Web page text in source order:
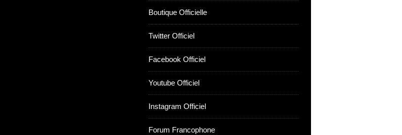
Boutique Officielle
Twitter Officiel
Facebook Officiel
Youtube Officiel
Instagram Officiel
Forum Francophone